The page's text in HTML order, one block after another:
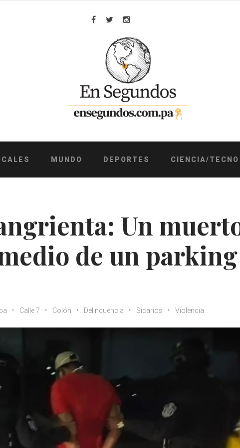
Facebook
TwitterInstagram
MUNDO DEPORTES CIENCIA/TECNO
Un
de un parking
Calle 7 Colón Delincuencia Sicarios Violencia